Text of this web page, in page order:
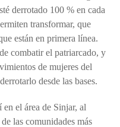
derrotado 100 % en cada
transformar, que
están en primera línea.
combatir el patriarcado, y
de mujeres del
desde las bases.
el área de Sinjar, al
las comunidades más